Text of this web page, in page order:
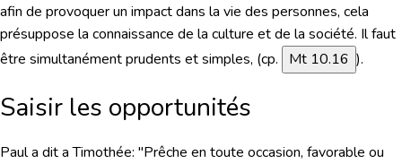
afin de provoquer un impact dans la vie des personnes, cela
présuppose la connaissance de la culture et de la société. Il faut
être simultanément prudents et simples, (cp.
Mt 10.16 ).
Saisir les opportunités
Paul a dit a Timothée: "Prêche en toute occasion, favorable ou